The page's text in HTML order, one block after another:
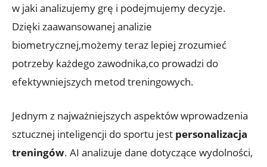
w jaki analizujemy grę i podejmujemy decyzje.
Dzięki zaawansowanej analizie
biometrycznej,możemy teraz lepiej zrozumieć
potrzeby każdego zawodnika,co prowadzi do
efektywniejszych metod treningowych.
Jednym z najważniejszych aspektów wprowadzenia
sztucznej inteligencji do sportu jest personalizacja
treningów. AI analizuje dane dotyczące wydolności,